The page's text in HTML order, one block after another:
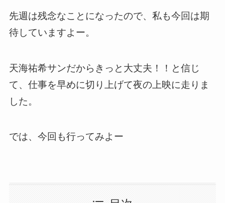
先週は残念なことになったので、私も今回は期
待していますよー。
天海祐希サンだからきっと大丈夫！！と信じ
て、仕事を早めに切り上げて夜の上映に走りま
した。
では、今回も行ってみよー